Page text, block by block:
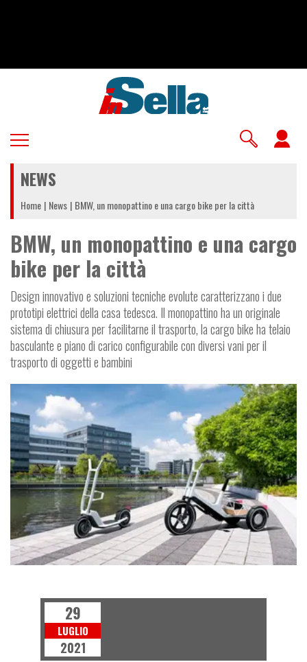
NEWS
Home News BMW, un monopattino e una cargo bike per la città
BMW, un monopattino e una cargo
bike per la città
Design innovativo e soluzioni tecniche evolute caratterizzano i due
prototipi elettrici della casa tedesca. Il monopattino ha un originale
sistema di chiusura per facilitarne il trasporto, la cargo bike ha telaio
basculante e piano di carico configurabile con diversi vani per il
trasporto di oggetti e bambini
29
LUGLIO
2021